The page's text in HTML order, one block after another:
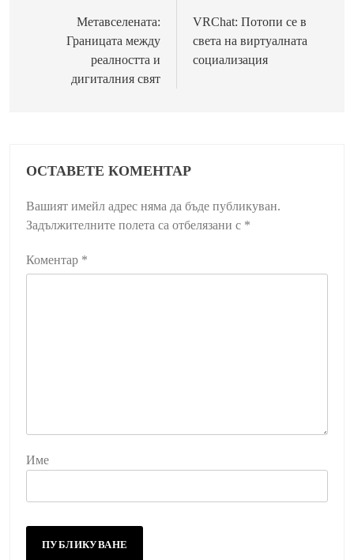
Метавселената:
Границата между
реалността и
дигиталния свят
VRChat: Потопи се в
света на виртуалната
социализация
ОСТАВЕТЕ КОМЕНТАР
Вашият имейл адрес няма да бъде публикуван.
Задължителните полета са отбелязани с *
Коментар *
Име